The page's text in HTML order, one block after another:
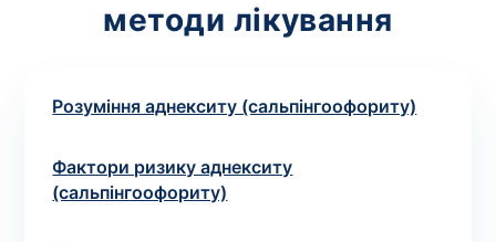
методи лікування
Розуміння аднекситу (сальпінгоофориту)
Фактори ризику аднекситу
(сальпінгоофориту)
Вибрати клініку